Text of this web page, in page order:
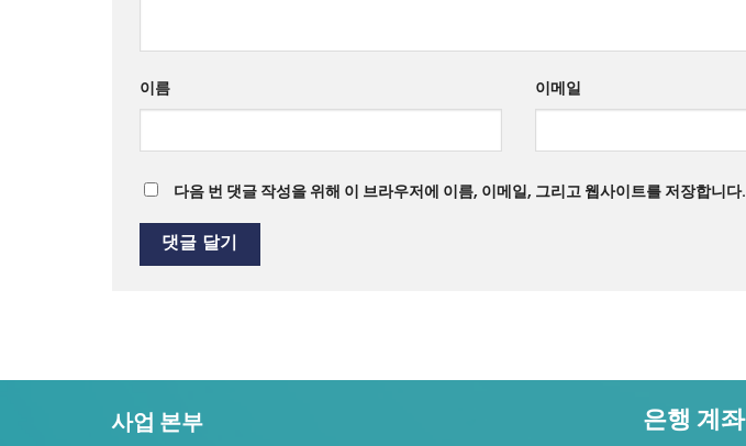
이름 이메일
다음 번 댓글 작성을 위해 이 브라우저에 이름, 이메일, 그리고 웹사이트를 저장합니다.
사업 본부 은행 계좌